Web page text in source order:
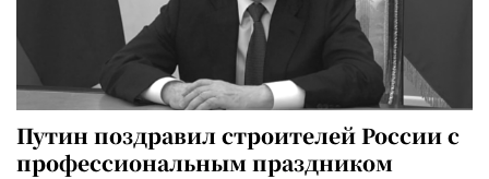
Путин поздравил строителей России с
профессиональным праздником